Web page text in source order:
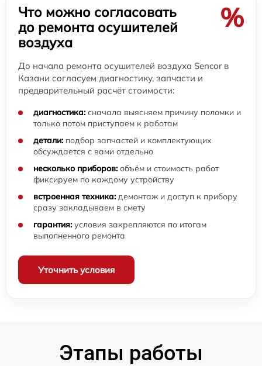
Что можно согласовать
до ремонта осушителей
воздуха
%
До начала ремонта осушителей воздуха Sencor в
Казани согласуем диагностику, запчасти и
предварительный расчёт стоимости:
диагностика: сначала выясняем причину поломки и
только потом приступаем к работам
детали: подбор запчастей и комплектующих
обсуждается с вами отдельно
несколько приборов: объём и стоимость работ
фиксируем по каждому устройству
встроенная техника: демонтаж и доступ к прибору
сразу закладываем в смету
гарантия: условия закрепляются по итогам
выполненного ремонта
Уточнить условия
Этапы работы